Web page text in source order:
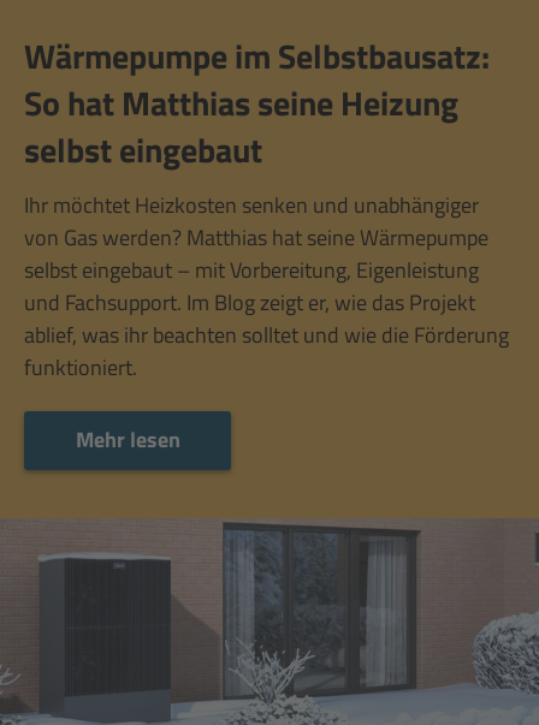
Wärmepumpe im Selbstbausatz:
So hat Matthias seine Heizung
selbst eingebaut
Ihr möchtet Heizkosten senken und unabhängiger
von Gas werden? Matthias hat seine Wärmepumpe
selbst eingebaut – mit Vorbereitung, Eigenleistung
und Fachsupport. Im Blog zeigt er, wie das Projekt
ablief, was ihr beachten solltet und wie die Förderung
funktioniert.
Mehr lesen